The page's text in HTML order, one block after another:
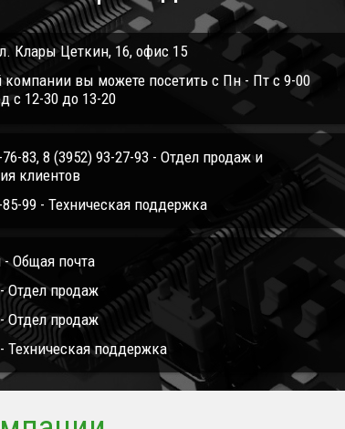
Клары Цеткин, 16, офис 15
вы можете посетить с Пн - Пт с 9-00
с 12-30 до 13-20
83, 8 (3952) 93-27-93 - Отдел продаж и
клиентов
99 - Техническая поддержка
- Общая почта
Отдел продаж
Отдел продаж
Техническая поддержка